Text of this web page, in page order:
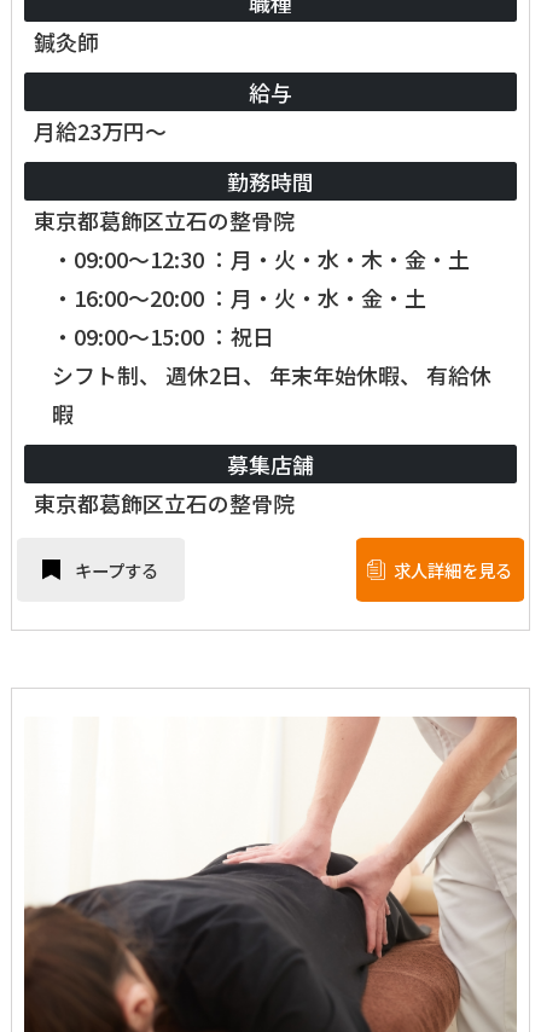
鍼灸師
給与
月給23万円～
勤務時間
東京都葛飾区立石の整骨院
・09:00～12:30 ：月・火・水・木・金・土
・16:00～20:00 ：月・火・水・金・土
・09:00～15:00 ：祝日
シフト制、 週休2日、 年末年始休暇、 有給休
暇
募集店舗
東京都葛飾区立石の整骨院
キープする 求人詳細を見る